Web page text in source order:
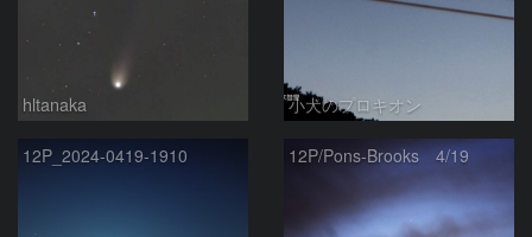
hltanaka 小犬のプロキオン
12P_2024-0419-1910 12P/Pons-Brooks 4/19